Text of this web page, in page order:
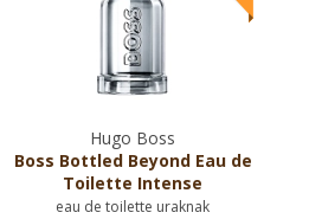
Hugo Boss
Boss Bottled Beyond Eau de
Toilette Intense
eau de toilette uraknak